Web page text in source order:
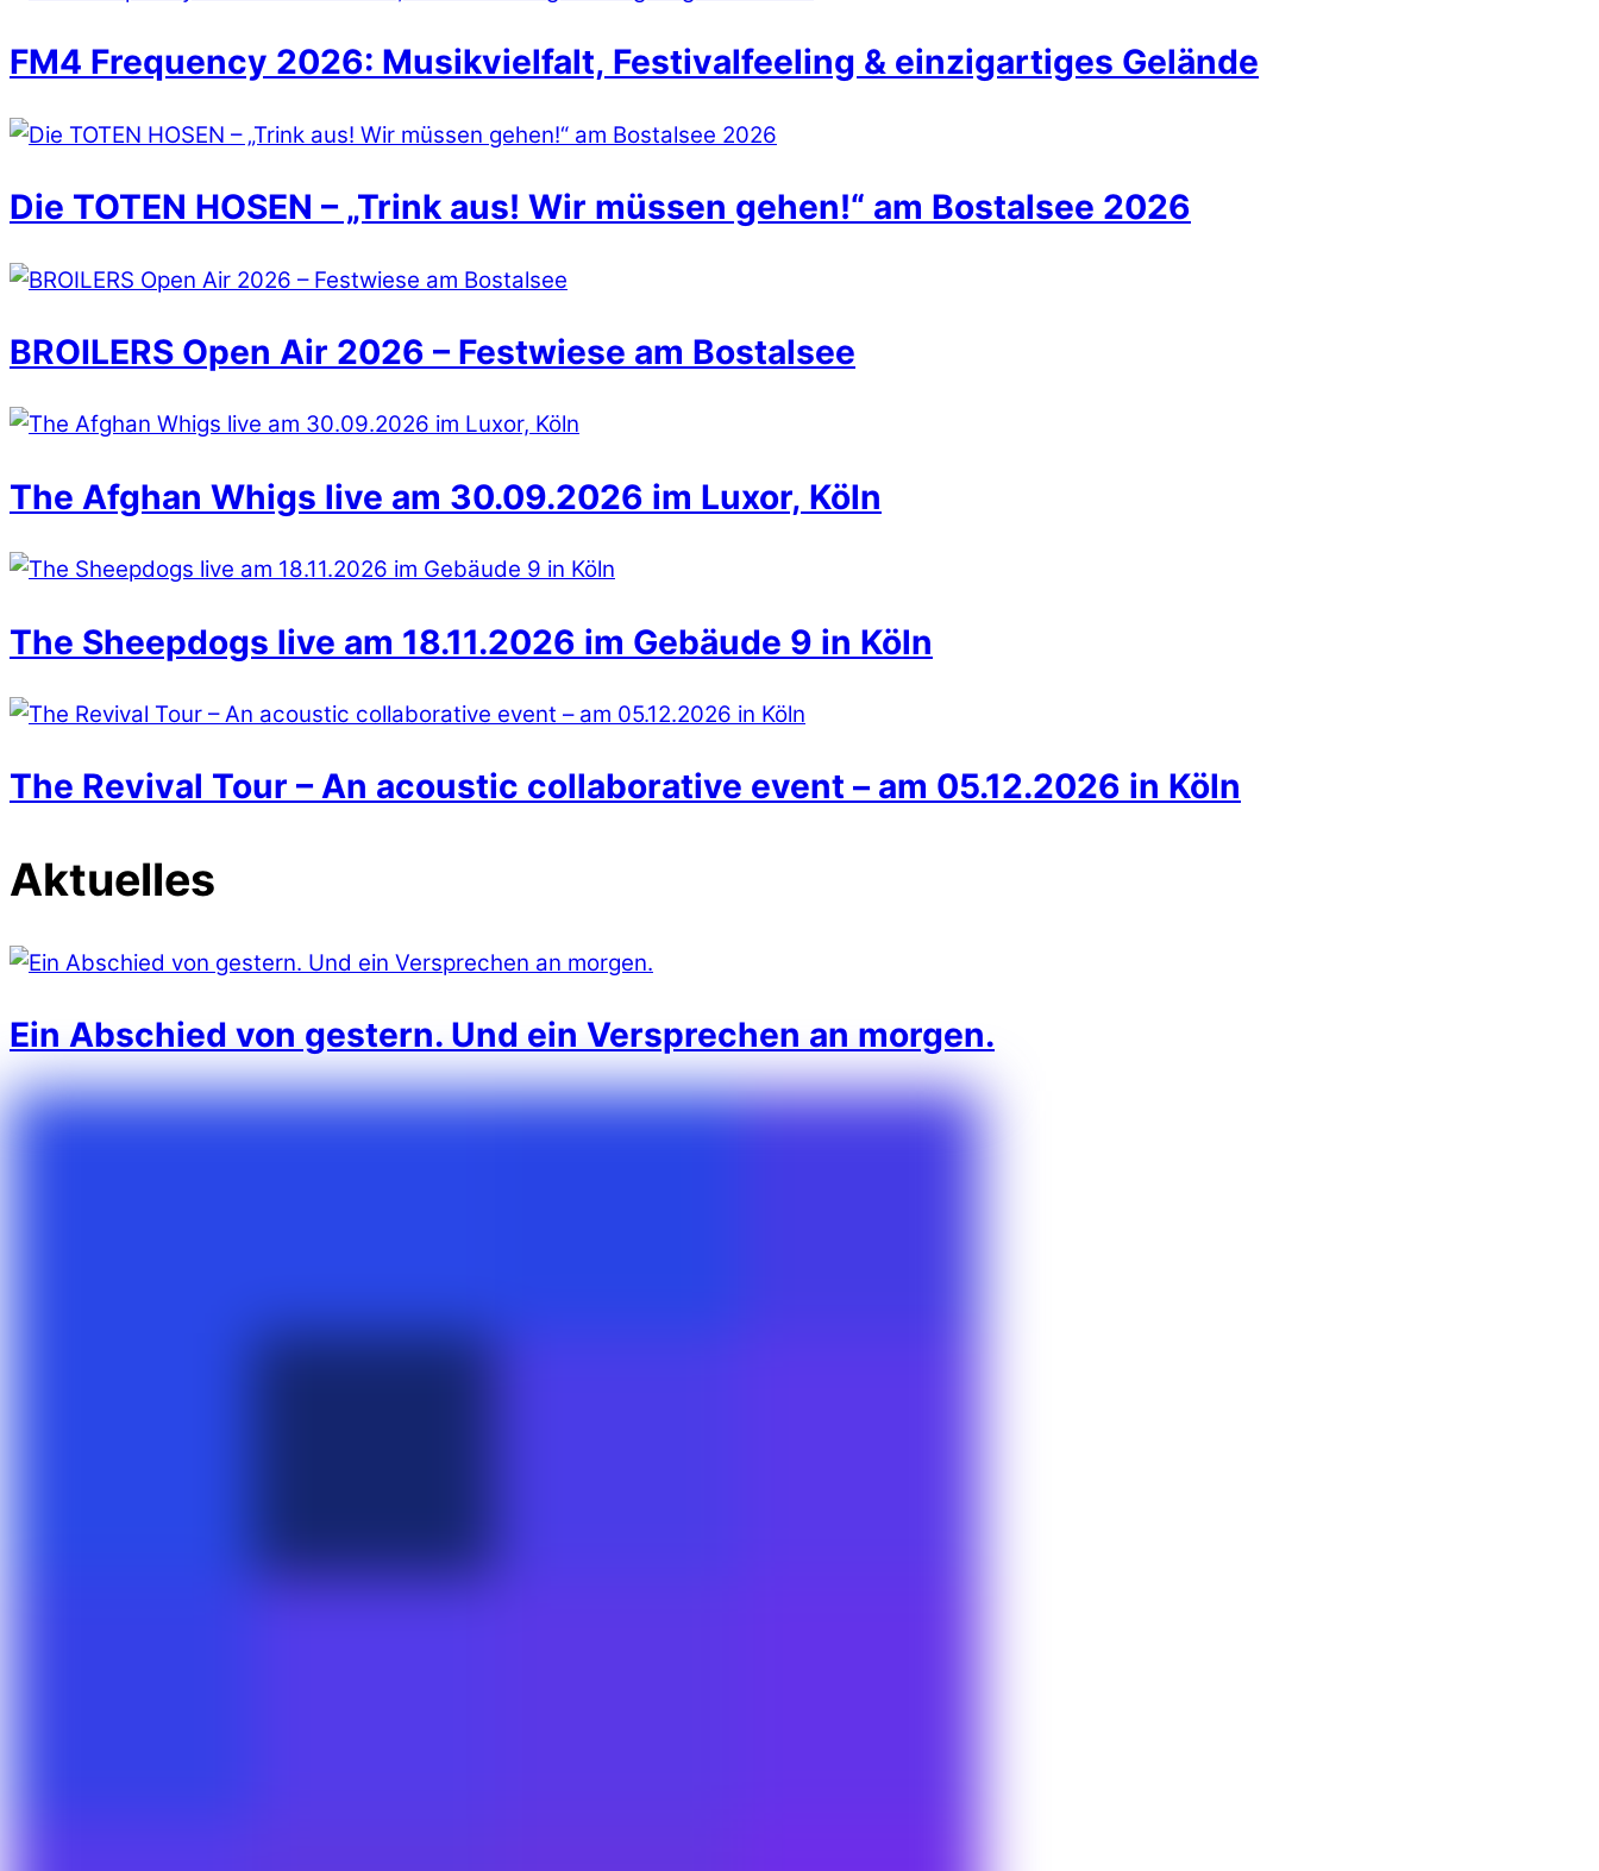
FM4 Frequency 2026: Musikvielfalt, Festivalfeeling & einzigartiges Gelände
Die TOTEN HOSEN – „Trink aus! Wir müssen gehen!“ am Bostalsee 2026
BROILERS Open Air 2026 – Festwiese am Bostalsee
The Afghan Whigs live am 30.09.2026 im Luxor, Köln
The Sheepdogs live am 18.11.2026 im Gebäude 9 in Köln
The Revival Tour – An acoustic collaborative event – am 05.12.2026 in Köln
Aktuelles
Ein Abschied von gestern. Und ein Versprechen an morgen.